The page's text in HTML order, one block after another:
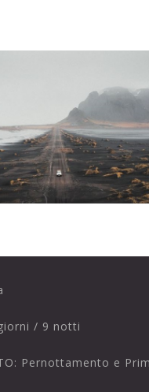
/ 9 notti
Pernottamento e